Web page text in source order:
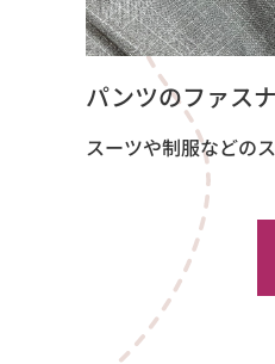
パンツのファス
スーツや制服などの